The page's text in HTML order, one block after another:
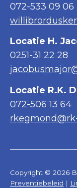
072-533 09 06
Locatie H.
0251-31 22 28
Locatie R.K.
072-506 13 64
Copyright © 2026
Preventiebeleid |